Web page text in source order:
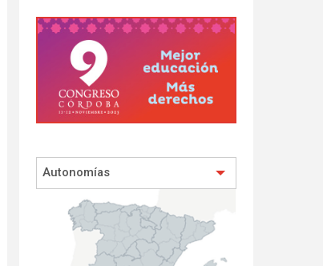
Autonomías